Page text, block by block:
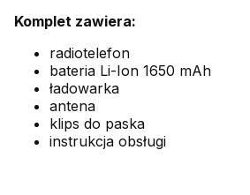
Komplet zawiera:
radiotelefon
bateria Li-Ion 1650 mAh
ładowarka
antena
klips do paska
instrukcja obsługi